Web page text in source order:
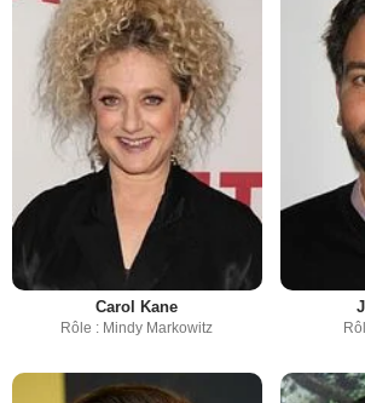
Carol Kane
Rôle : Mindy Markowitz